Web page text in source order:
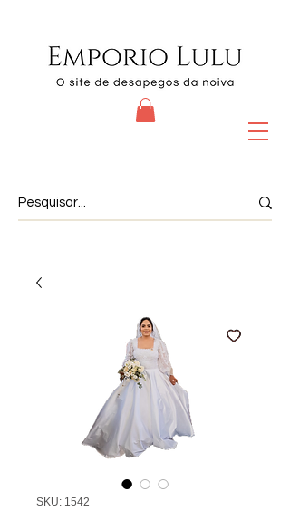
SKU: 1542